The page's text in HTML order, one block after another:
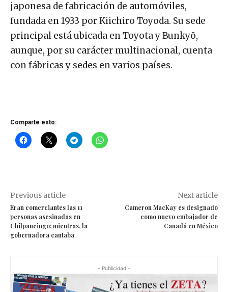
japonesa de fabricación de automóviles,
fundada en 1933 por Kiichiro Toyoda. Su sede
principal está ubicada en Toyota y Bunkyō,
aunque, por su carácter multinacional, cuenta
con fábricas y sedes en varios países.​
Comparte esto:
Previous article
Eran comerciantes las 11
personas asesinadas en
Chilpancingo; mientras, la
gobernadora cantaba
Next article
Cameron MacKay es designado
como nuevo embajador de
Canadá en México
- Publicidad -